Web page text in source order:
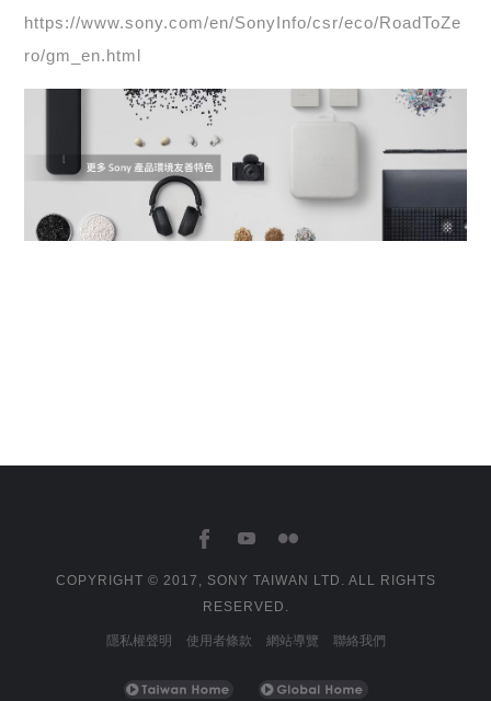
https://www.sony.com/en/SonyInfo/csr/eco/RoadToZe
ro/gm_en.html
COPYRIGHT © 2017, SONY TAIWAN LTD. ALL RIGHTS
RESERVED.
隱私權聲明 使用者條款 網站導覽 聯絡我們